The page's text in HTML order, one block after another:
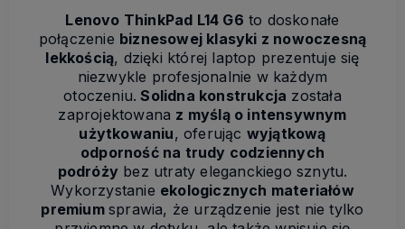
Lenovo ThinkPad L14 G6 to doskonałe
połączenie biznesowej klasyki z nowoczesną
lekkością, dzięki której laptop prezentuje się
niezwykle profesjonalnie w każdym
otoczeniu. Solidna konstrukcja została
zaprojektowana z myślą o intensywnym
użytkowaniu, oferując wyjątkową
odporność na trudy codziennych
podróży bez utraty eleganckiego sznytu.
Wykorzystanie ekologicznych materiałów
premiumsprawia, że urządzenie jest nie tylko